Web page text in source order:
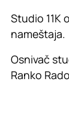
Studio 11K
nameštaja.
Osnivač
Ranko